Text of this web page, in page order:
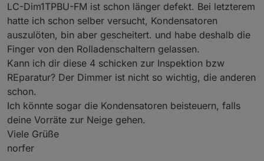
LC-Dim1TPBU-FM ist schon länger defekt. Bei letzterem
hatte ich schon selber versucht, Kondensatoren
auszulöten, bin aber gescheitert. und habe deshalb die
Finger von den Rolladenschaltern gelassen.
Kann ich dir diese 4 schicken zur Inspektion bzw
REparatur? Der Dimmer ist nicht so wichtig, die anderen
schon.
Ich könnte sogar die Kondensatoren beisteuern, falls
deine Vorräte zur Neige gehen.
Viele Grüße
norfer